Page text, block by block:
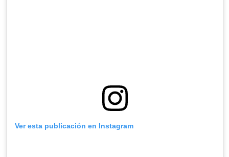
Ver esta publicación en Instagram